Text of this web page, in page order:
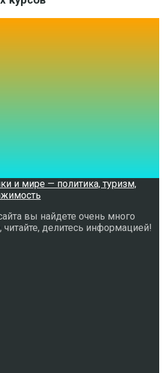
вы найдете очень много
читайте, делитесь информацией!